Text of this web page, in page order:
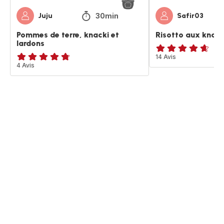
Juju 30min
Pommes de terre, knacki et
lardons
ratings.4.7
4 Avis
Safir03
Risotto aux
ratings.4.6
14 Avis